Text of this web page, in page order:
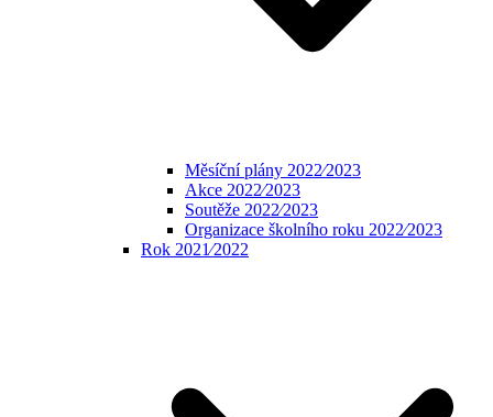
Měsíční plány 2022⁄2023
Akce 2022⁄2023
Soutěže 2022⁄2023
Organizace školního roku 2022⁄2023
Rok 2021⁄2022